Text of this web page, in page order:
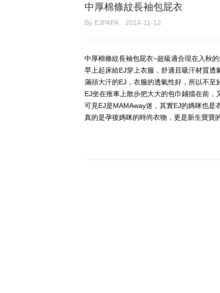
中厚棉條紋長袖包屁衣
By EJPAPA 2014-11-12
中厚棉條紋長袖包屁衣~超級適合現在入秋
早上起床給EJ穿上衣服，舒適且吸汗材質透
滿頭大汗的EJ，衣服的透氣性好，所以不至
EJ坐在推車上散步把大大的包巾鋪擋在前，
可見EJ是MAMAway迷，其實EJ的媽咪也是
真的是孕後媽咪的時尚衣物，更是新生寶寶